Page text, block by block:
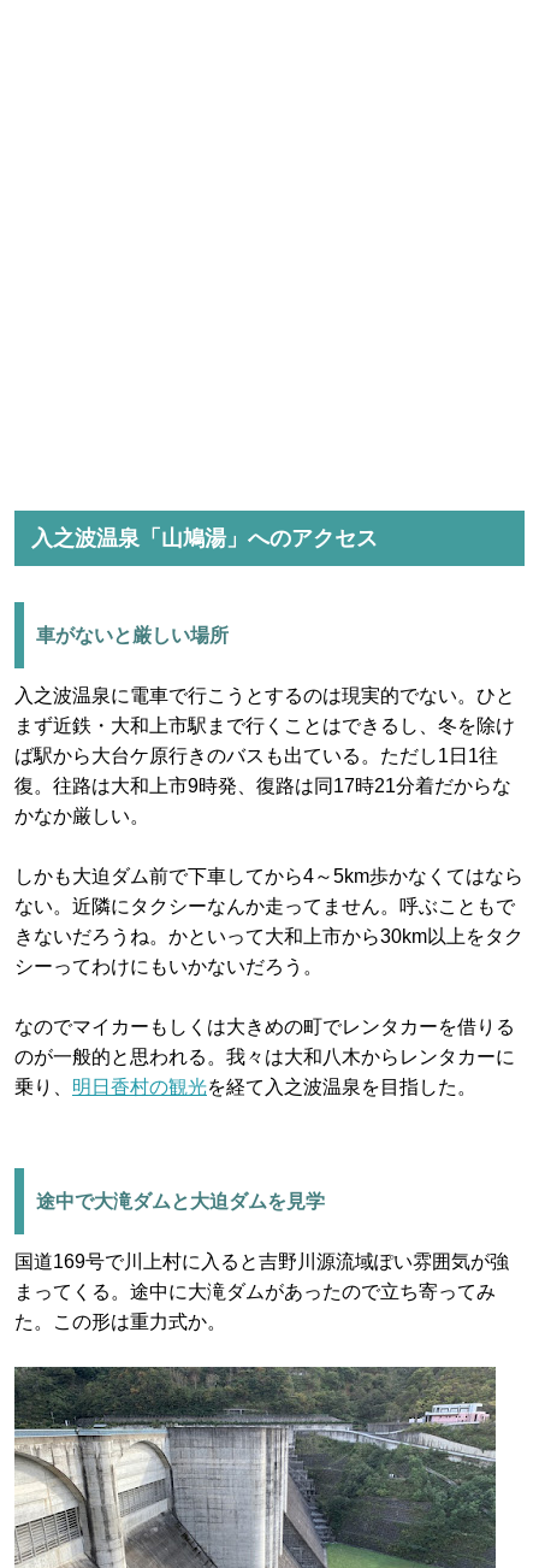
入之波温泉「山鳩湯」へのアクセス
車がないと厳しい場所
入之波温泉に電車で行こうとするのは現実的でない。ひと
まず近鉄・大和上市駅まで行くことはできるし、冬を除け
ば駅から大台ケ原行きのバスも出ている。ただし1日1往
復。往路は大和上市9時発、復路は同17時21分着だからな
かなか厳しい。
しかも大迫ダム前で下車してから4～5km歩かなくてはなら
ない。近隣にタクシーなんか走ってません。呼ぶこともで
きないだろうね。かといって大和上市から30km以上をタク
シーってわけにもいかないだろう。
なのでマイカーもしくは大きめの町でレンタカーを借りる
のが一般的と思われる。我々は大和八木からレンタカーに
乗り、 明日香村の観光を経て入之波温泉を目指した。
途中で大滝ダムと大迫ダムを見学
国道169号で川上村に入ると吉野川源流域ぽい雰囲気が強
まってくる。途中に大滝ダムがあったので立ち寄ってみ
た。この形は重力式か。